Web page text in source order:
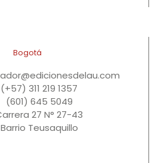
Bogotá
(+57) 311 219 1357
(601) 645 5049
27 N° 27-43
Barrio Teusaquillo